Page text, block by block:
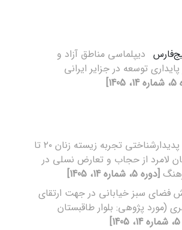
دیپلماسی مناطق آزاد و
توسعه در جزایر ایرانی
واکاوی پدیدارشناختی تجربه زیسته زنان ۲۰ تا
لامرد از حجاب و تعارض نسلی در
[دوره 5، شماره 14، 1405]
فضای سبز خیابانی در جهت ارتقای
(مورد پژوهی: بلوار طاقبستان